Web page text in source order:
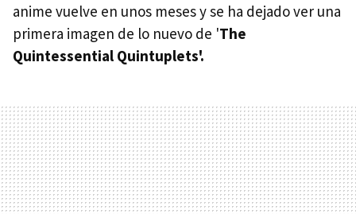
anime vuelve en unos meses y se ha dejado ver una
primera imagen de lo nuevo de 'The
Quintessential Quintuplets'.